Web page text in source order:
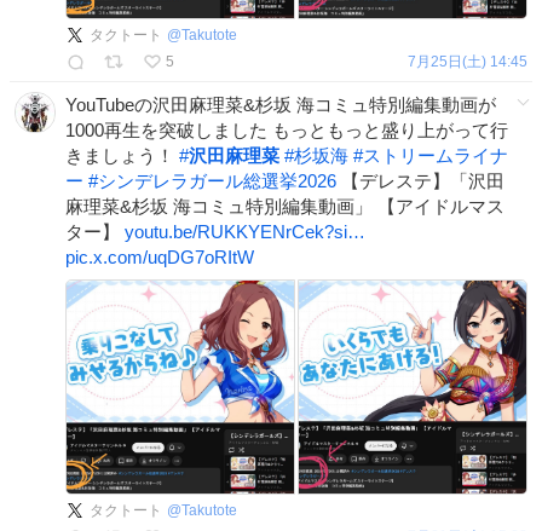
タクトート @Takutote
5
7月25日(土) 14:45
YouTubeの沢田麻理菜&杉坂 海コミュ特別編集動画が
1000再生を突破しました もっともっと盛り上がって行
きましょう！ #沢田麻理菜 #杉坂海 #ストリームライナ
ー #シンデレラガール総選挙2026 【デレステ】「沢田
麻理菜&杉坂 海コミュ特別編集動画」 【アイドルマス
ター】 youtu.be/RUKKYENrCek?si…
pic.x.com/uqDG7oRItW
タクトート @Takutote